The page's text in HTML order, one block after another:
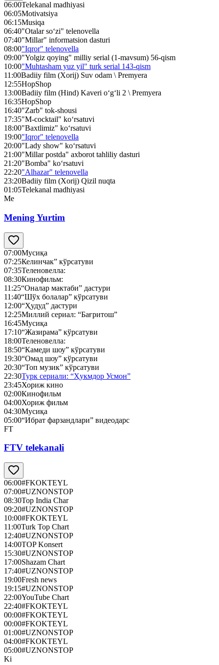
06:00Telekanal madhiyasi
06:05Motivatsiya
06:15Musiqa
06:40"Otalar so‘zi" telenovella
07:40"Millar" informatsion dasturi
08:00"Iqror" telenovella
09:00"Yolgiz qoying" milliy serial (1-mavsum) 56-qism
10:00"Muhtasham yuz yil" turk serial 143-qism
11:00Badiiy film (Xorij) Suv odam \ Premyera
12:55HopShop
13:00Badiiy film (Hind) Kaveri o‘g‘li 2 \ Premyera
16:35HopShop
16:40"Zarb" tok-shousi
17:35"M-cocktail" ko‘rsatuvi
18:00"Baxtlimiz" ko‘rsatuvi
19:00"Iqror" telenovella
20:00"Lady show" ko‘rsatuvi
21:00"Millar postda" axborot tahliliy dasturi
21:20"Bomba" ko‘rsatuvi
22:20"Alhazar" telenovella
23:20Badiiy film (Xorij) Qizil nuqta
01:05Telekanal madhiyasi
Me
Mening Yurtim
07:00Мусиқа
07:25Келинчак” кўрсатуви
07:35Теленовелла:
08:30Кинофильм:
11:25“Оналар мактаби” дастури
11:40“Шўх болалар” кўрсатуви
12:00“Ҳудуд” дастури
12:25Миллий сериал: “Бағритош”
16:45Мусиқа
17:10“Жазирама” кўрсатуви
18:00Теленовелла:
18:50“Камеди шоу” кўрсатуви
19:30“Омад шоу” кўрсатуви
20:30“Топ музик” кўрсатуви
22:30Турк сериали: “Ҳукмдор Усмон”
23:45Хориж кино
02:00Кинофильм
04:00Хориж фильм
04:30Мусиқа
05:00“Ибрат фарзандлари” видеодарс
FT
FTV telekanali
06:00#FKOKTEYL
07:00#UZNONSTOP
08:30Top India Char
09:20#UZNONSTOP
10:00#FKOKTEYL
11:00Turk Top Chart
12:40#UZNONSTOP
14:00TOP Konsert
15:30#UZNONSTOP
17:00Shazam Chart
17:40#UZNONSTOP
19:00Fresh news
19:15#UZNONSTOP
22:00YouTube Chart
22:40#FKOKTEYL
00:00#FKOKTEYL
00:00#FKOKTEYL
01:00#UZNONSTOP
04:00#FKOKTEYL
05:00#UZNONSTOP
Ki